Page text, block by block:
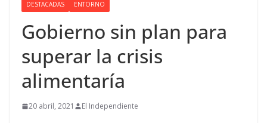
DESTACADAS ENTORNO
Gobierno sin plan para
superar la crisis
alimentaría
20 abril, 2021 El Independiente